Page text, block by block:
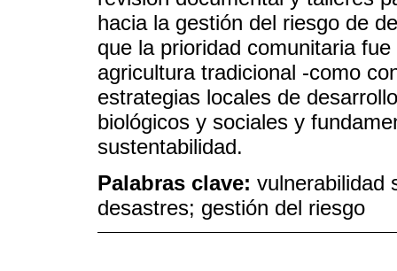
hacia la gestión del riesgo de
que la prioridad comunitaria
agricultura tradicional -como
estrategias locales de
biológicos y sociales y
sustentabilidad.
Palabras clave: vulnerabilidad
desastres; gestión del riesgo